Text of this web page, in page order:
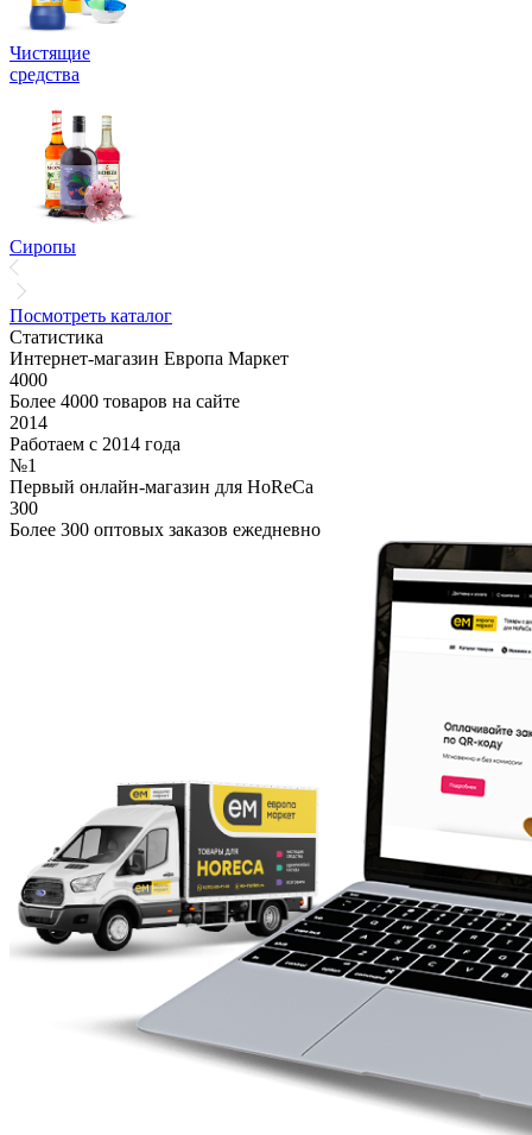
Чистящие
средства
Сиропы
Посмотреть каталог
Статистика
Интернет-магазин Европа Маркет
4000
Более 4000 товаров на сайте
2014
Работаем с 2014 года
№1
Первый онлайн-магазин для HoReCa
300
Более 300 оптовых заказов ежедневно